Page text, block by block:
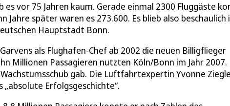
es vor 75 Jahren kaum. Gerade einmal 2300 Fluggäste
Jahre später waren es 273.600. Es blieb also beschaulich
Hauptstadt Bonn.
als Flughafen-Chef ab 2002 die neuen Billigflieger
Millionen Passagieren nutzten Köln/Bonn im Jahr 2007.
gab. Die Luftfahrtexpertin Yvonne
„absolute Erfolgsgeschichte“.